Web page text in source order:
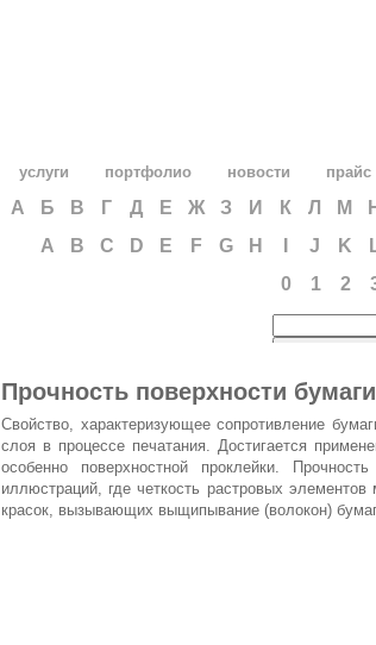
услуги портфолио новости прайс
А Б В Г Д Е Ж З И К Л М Н
A
B C D E F G H J K
0
1 2
Прочность поверхности бумаги
Свойство, характеризующее сопротивление
слоя в процессе печатания. Достигается
особенно поверхностной проклейки.
иллюстраций, где четкость растровых
красок, вызывающих выщипывание (волокон)